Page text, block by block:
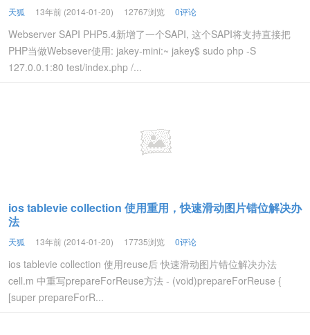
天狐 13年前 (2014-01-20) 12767浏览 0评论
Webserver SAPI PHP5.4新增了一个SAPI, 这个SAPI将支持直接把
PHP当做Websever使用: jakey-mini:~ jakey$ sudo php -S
127.0.0.1:80 test/index.php /...
ios tablevie collection 使用重用，快速滑动图片错位解决办
法
天狐 13年前 (2014-01-20) 17735浏览 0评论
ios tablevie collection 使用reuse后 快速滑动图片错位解决办法
cell.m 中重写prepareForReuse方法 - (void)prepareForReuse {
[super prepareForR...